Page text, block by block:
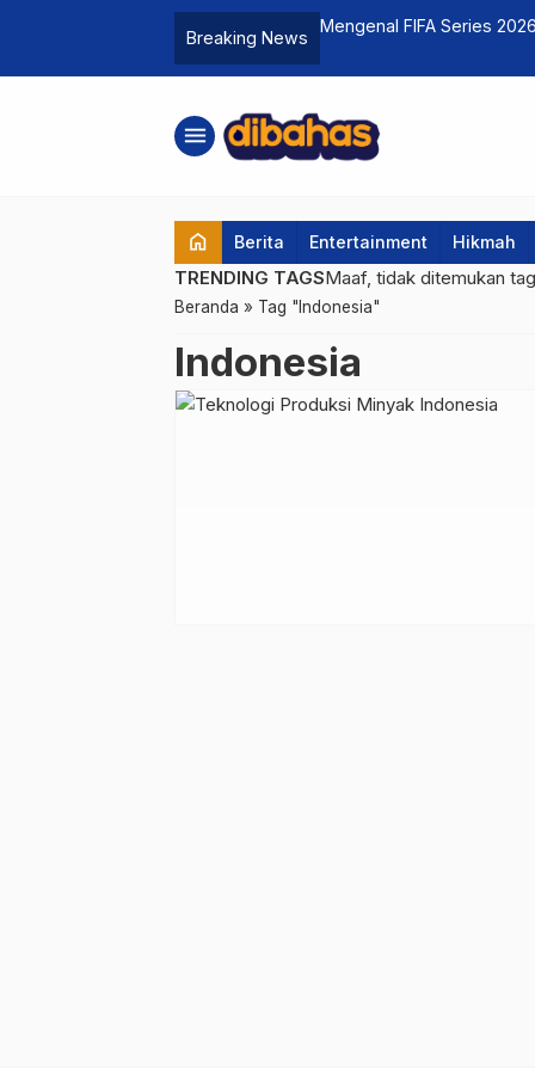
Breaking News
Mengenal FIFA Series
menu
home Berita Entertainment Hikmah
TRENDING TAGSMaaf, tidak ditemukan
Beranda » Tag "Indonesia"
Indonesia